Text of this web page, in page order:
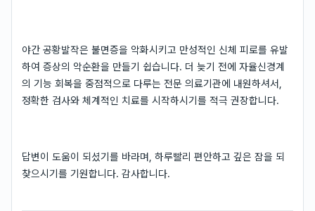
야간 공황발작은 불면증을 악화시키고 만성적인 신체 피로를 유발
하여 증상의 악순환을 만들기 쉽습니다. 더 늦기 전에 자율신경계
의 기능 회복을 중점적으로 다루는 전문 의료기관에 내원하셔서,
정확한 검사와 체계적인 치료를 시작하시기를 적극 권장합니다.
답변이 도움이 되셨기를 바라며, 하루빨리 편안하고 깊은 잠을 되
찾으시기를 기원합니다. 감사합니다.